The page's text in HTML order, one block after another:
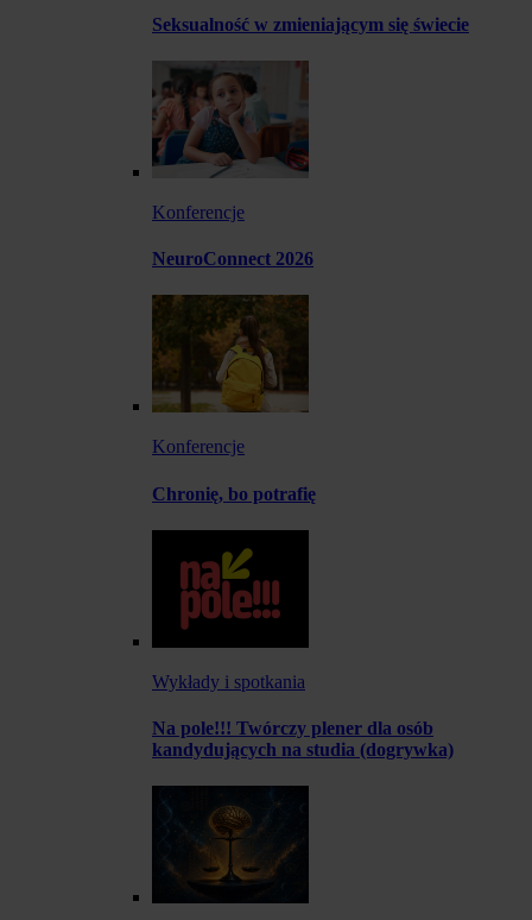
Seksualność w zmieniającym się świecie
Konferencje
NeuroConnect 2026
Konferencje
Chronię, bo potrafię
Wykłady i spotkania
Na pole!!! Twórczy plener dla osób
kandydujących na studia (dogrywka)